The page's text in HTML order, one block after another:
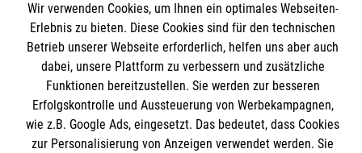
Das MBZ Westfalen
Spenden
Wir Malteser
Informationen
Downloads
Kontakt
Impressum
Malteser online
Wir verwenden Cookies, um Ihnen ein optimales Webseiten-
Erlebnis zu bieten. Diese Cookies sind für den technischen
Betrieb unserer Webseite erforderlich, helfen uns aber auch
dabei, unsere Plattform zu verbessern und zusätzliche
Funktionen bereitzustellen. Sie werden zur besseren
Erfolgskontrolle und Aussteuerung von Werbekampagnen,
wie z.B. Google Ads, eingesetzt. Das bedeutet, dass Cookies
zur Personalisierung von Anzeigen verwendet werden. Sie